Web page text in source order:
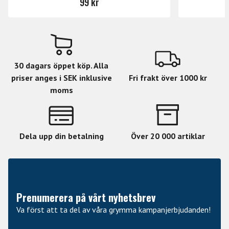
30 dagars öppet köp. Alla
priser anges i SEK inklusive
moms
Fri frakt över 1000 kr
Dela upp din betalning Över 20 000 artiklar
Prenumerera på vårt nyhetsbrev
Va först att ta del av våra grymma kampanjerbjudanden!